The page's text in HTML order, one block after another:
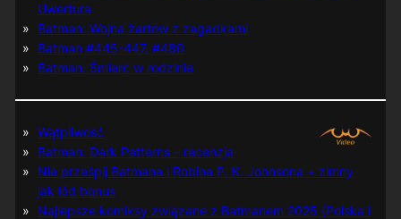
Uwertura
Batman: Wojna żartów z zagadkami
Batman #445-447, #480
Batman: Śmierć w rodzinie
Wątpliwość
Batman: Dark Patterns – recenzja
Nie prześpij Batmana i Robina P. K. Johnsona + zimny
jak lód bonus
Najlepsze komiksy związane z Batmanem 2025 (Polska i